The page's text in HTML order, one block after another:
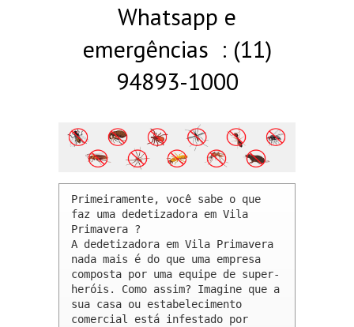
Whatsapp e
emergências : (11)
94893-1000
Primeiramente, você sabe o que
faz uma dedetizadora em Vila
Primavera ?
A dedetizadora em Vila Primavera
nada mais é do que uma empresa
composta por uma equipe de super-
heróis. Como assim? Imagine que a
sua casa ou estabelecimento
comercial está infestado por